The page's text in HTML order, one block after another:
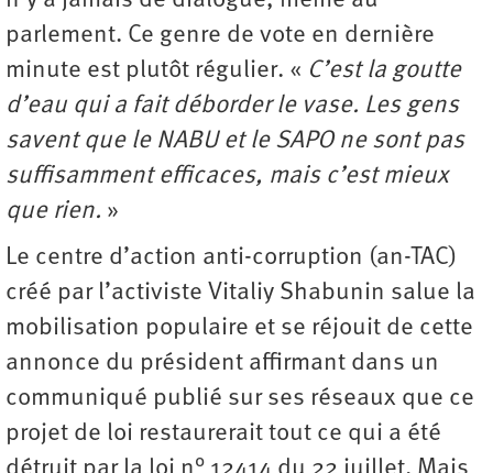
parlement. Ce genre de vote en dernière
minute est plutôt régulier. « C’est la goutte
d’eau qui a fait déborder le vase. Les gens
savent que le NABU et le SAPO ne sont pas
suffisamment efficaces, mais c’est mieux
que rien. »
Le centre d’action anti-corruption (an-TAC)
créé par l’activiste Vitaliy Shabunin salue la
mobilisation populaire et se réjouit de cette
annonce du président affirmant dans un
communiqué publié sur ses réseaux que ce
projet de loi restaurerait tout ce qui a été